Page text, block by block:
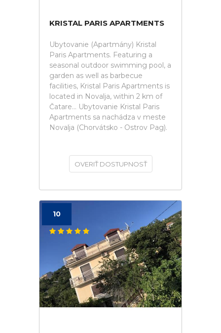
KRISTAL PARIS APARTMENTS
Ubytovanie (Apartmány) Kristal
Paris Apartments. Featuring a
seasonal outdoor swimming pool, a
garden as well as barbecue
facilities, Kristal Paris Apartments is
located in Novalja, within 2 km of
Čatare... Ubytovanie Kristal Paris
Apartments sa nachádza v meste
Novalja (Chorvátsko - Ostrov Pag).
OVERIŤ DOSTUPNOSŤ
10